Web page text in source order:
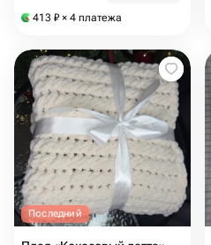
413 ₽ × 4 платежа
Последний